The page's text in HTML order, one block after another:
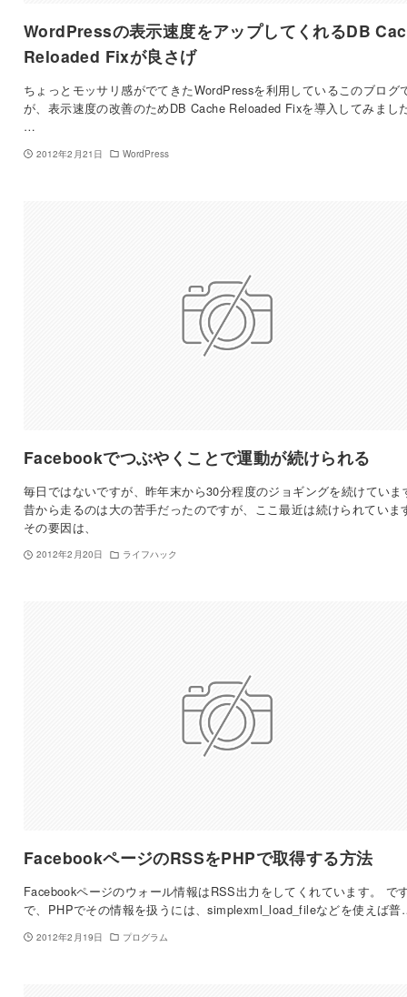
WordPressの表示速度をアップしてくれるDB
Reloaded Fixが良さげ
ちょっとモッサリ感がでてきたWordPressを利用しているこのブログ
が、表示速度の改善のためDB Cache Reloaded Fixを導入してみまし
…
2012年2月21日 WordPress
Facebookでつぶやくことで運動が続けられる
毎日ではないですが、昨年末から30分程度のジョギングを続けていま
昔から走るのは大の苦手だったのですが、ここ最近は続けられていま
その要因は、
2012年2月20日 ライフハック
FacebookページのRSSをPHPで取得する方法
Facebookページのウォール情報はRSS出力をしてくれています。 で
で、PHPでその情報を扱うには、simplexml_load_fileなどを使えば
2012年2月19日 プログラム